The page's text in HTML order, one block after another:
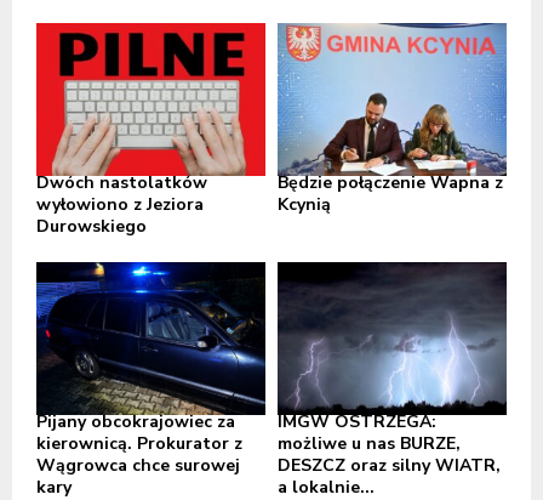
Dwóch nastolatków
wyłowiono z Jeziora
Durowskiego
Będzie połączenie Wapna z
Kcynią
Pijany obcokrajowiec za
kierownicą. Prokurator z
Wągrowca chce surowej
kary
IMGW OSTRZEGA:
możliwe u nas BURZE,
DESZCZ oraz silny WIATR,
a lokalnie...